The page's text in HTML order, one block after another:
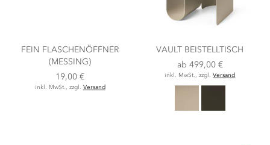
FEIN FLASCHENÖFFNER
(MESSING)
19,00 €
inkl. MwSt., zzgl. Versand
VAULT BEISTELLTISCH
ab 499,00 €
inkl. MwSt., zzgl.Versand